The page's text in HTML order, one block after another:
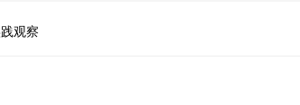
观察